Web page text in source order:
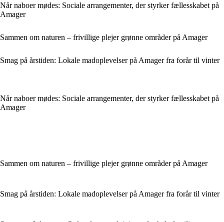
Når naboer mødes: Sociale arrangementer, der styrker fællesskabet på
Amager
Sammen om naturen – frivillige plejer grønne områder på Amager
Smag på årstiden: Lokale madoplevelser på Amager fra forår til vinter
Når naboer mødes: Sociale arrangementer, der styrker fællesskabet på
Amager
Sammen om naturen – frivillige plejer grønne områder på Amager
Smag på årstiden: Lokale madoplevelser på Amager fra forår til vinter